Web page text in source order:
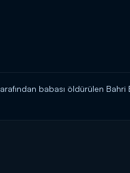
babası öldürülen Bahri